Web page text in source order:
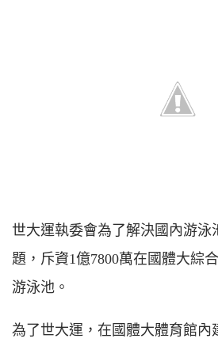
世大運執委會為了解決國內游泳
題，斥資1億7800萬在國體大綜
游泳池。
為了世大運，在國體大體育館內